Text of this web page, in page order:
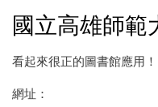
國立高雄師範
看起來很正的圖書館應用！
網址：